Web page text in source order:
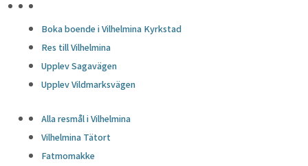
Boka boende i Vilhelmina Kyrkstad
Res till Vilhelmina
Upplev Sagavägen
Upplev Vildmarksvägen
Alla resmål i Vilhelmina
Vilhelmina Tätort
Fatmomakke